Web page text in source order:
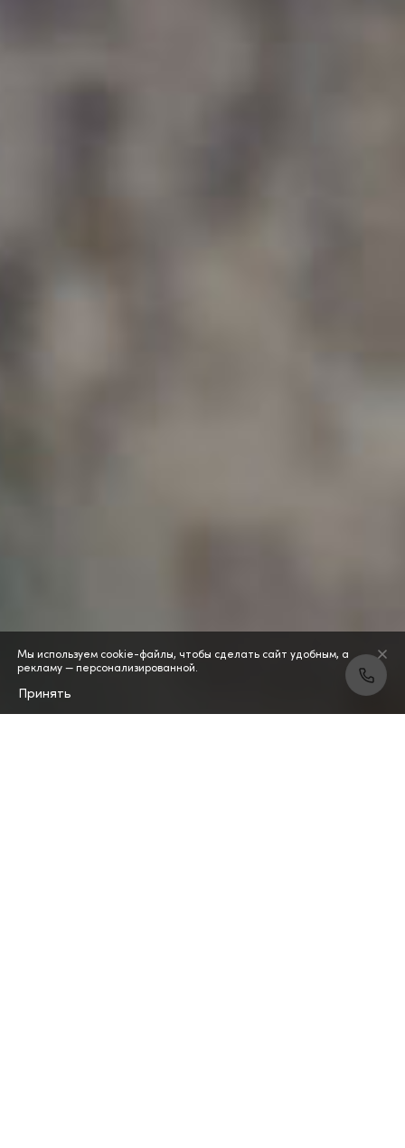
Мы используем cookie-файлы, чтобы сделать сайт удобным, а
рекламу — персонализированной.
Принять